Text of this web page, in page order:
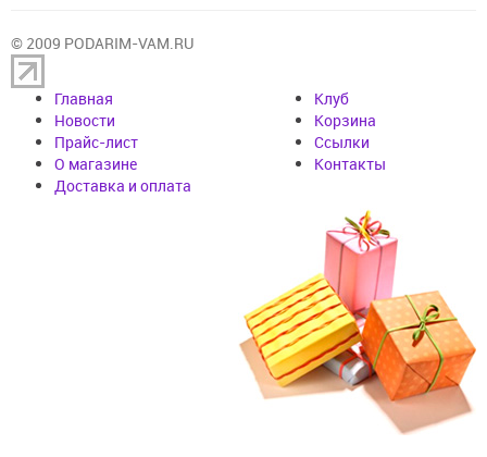
© 2009 PODARIM-VAM.RU
Главная
Новости
Прайс-лист
О магазине
Доставка и оплата
Клуб
Корзина
Cсылки
Контакты